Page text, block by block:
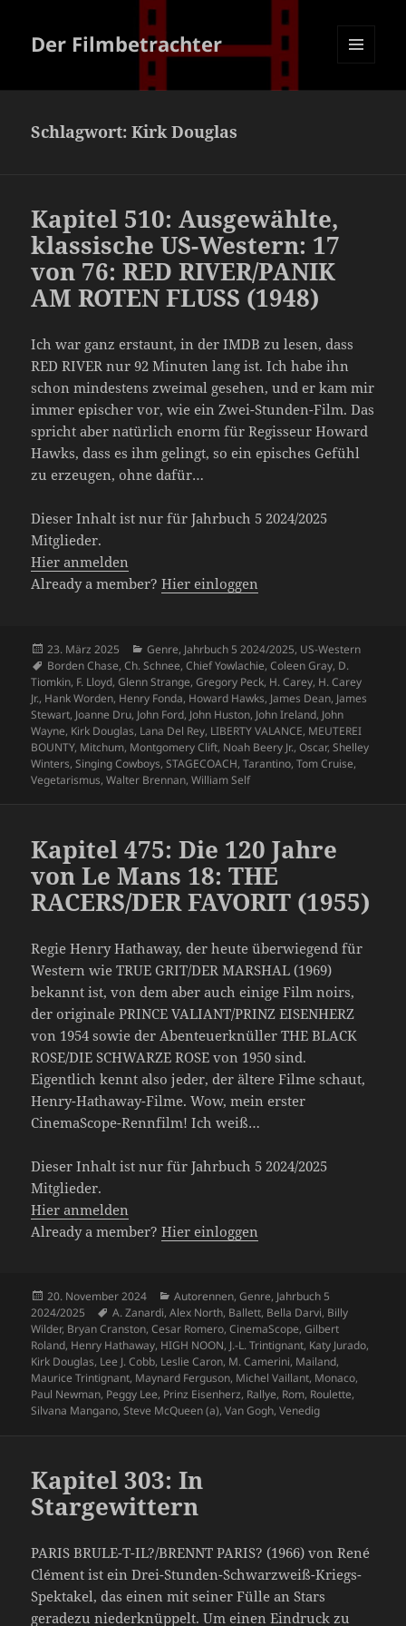
Der Filmbetrachter
Schlagwort:Kirk Douglas
Kapitel 510: Ausgewählte,
klassische US-Western: 17
von 76: RED RIVER/PANIK
AM ROTEN FLUSS (1948)
Ich war ganz erstaunt, in der IMDB zu lesen, dass
RED RIVER nur 92 Minuten lang ist. Ich habe ihn
schon mindestens zweimal gesehen, und er kam mir
immer epischer vor, wie ein Zwei-Stunden-Film. Das
spricht aber natürlich enorm für Regisseur Howard
Hawks, dass es ihm gelingt, so ein episches Gefühl
zu erzeugen, ohne dafür…
Dieser Inhalt ist nur für Jahrbuch 5 2024/2025
Mitglieder.
Hier anmelden
Already a member?Hier einloggen
Veröffentlicht
am
23. März 2025 Kategorien
Genre, Jahrbuch 5 2024/2025, US-Western
Schlagwörter
Borden Chase,Ch. Schnee,Chief Yowlachie,Coleen Gray, D.
Tiomkin, F. Lloyd,Glenn Strange,Gregory Peck, H. Carey, H. Carey
Jr., Hank Worden, Henry Fonda, Howard Hawks, James Dean, James
Stewart, Joanne Dru, John Ford, John Huston, John Ireland, John
Wayne, Kirk Douglas, Lana Del Rey, LIBERTY VALANCE, MEUTEREI
BOUNTY, Mitchum, Montgomery Clift, Noah Beery Jr.,Oscar,Shelley
Winters,Singing Cowboys,STAGECOACH,Tarantino,Tom Cruise,
Vegetarismus,Walter Brennan,William Self
Kapitel 475: Die 120 Jahre
von Le Mans 18: THE
RACERS/DER FAVORIT (1955)
Regie Henry Hathaway, der heute überwiegend für
Western wie TRUE GRIT/DER MARSHAL (1969)
bekannt ist, von dem aber auch einige Film noirs,
der originale PRINCE VALIANT/PRINZ EISENHERZ
von 1954 sowie der Abenteuerknüller THE BLACK
ROSE/DIE SCHWARZE ROSE von 1950 sind.
Eigentlich kennt also jeder, der ältere Filme schaut,
Henry-Hathaway-Filme. Wow, mein erster
CinemaScope-Rennfilm! Ich weiß…
Dieser Inhalt ist nur für Jahrbuch 5 2024/2025
Mitglieder.
Hier anmelden
Already a member?Hier einloggen
Veröffentlicht
am
20. November 2024 Kategorien
Autorennen,Genre, Jahrbuch 5
2024/2025
Schlagwörter
A. Zanardi,Alex North, Ballett, Bella Darvi, Billy
Wilder, Bryan Cranston,Cesar Romero,CinemaScope,Gilbert
Roland, Henry Hathaway, HIGH NOON, J.-L. Trintignant, Katy Jurado,
Kirk Douglas, Lee J. Cobb, Leslie Caron, M. Camerini, Mailand,
Maurice Trintignant, Maynard Ferguson, Michel Vaillant, Monaco,
Paul Newman, Peggy Lee, Prinz Eisenherz, Rallye, Rom, Roulette,
Silvana Mangano,Steve McQueen (a),Van Gogh,Venedig
Kapitel 303: In
Stargewittern
PARIS BRULE-T-IL?/BRENNT PARIS? (1966) von René
Clément ist ein Drei-Stunden-Schwarzweiß-Kriegs-
Spektakel, das einen mit seiner Fülle an Stars
geradezu niederknüppelt. Um einen Eindruck zu